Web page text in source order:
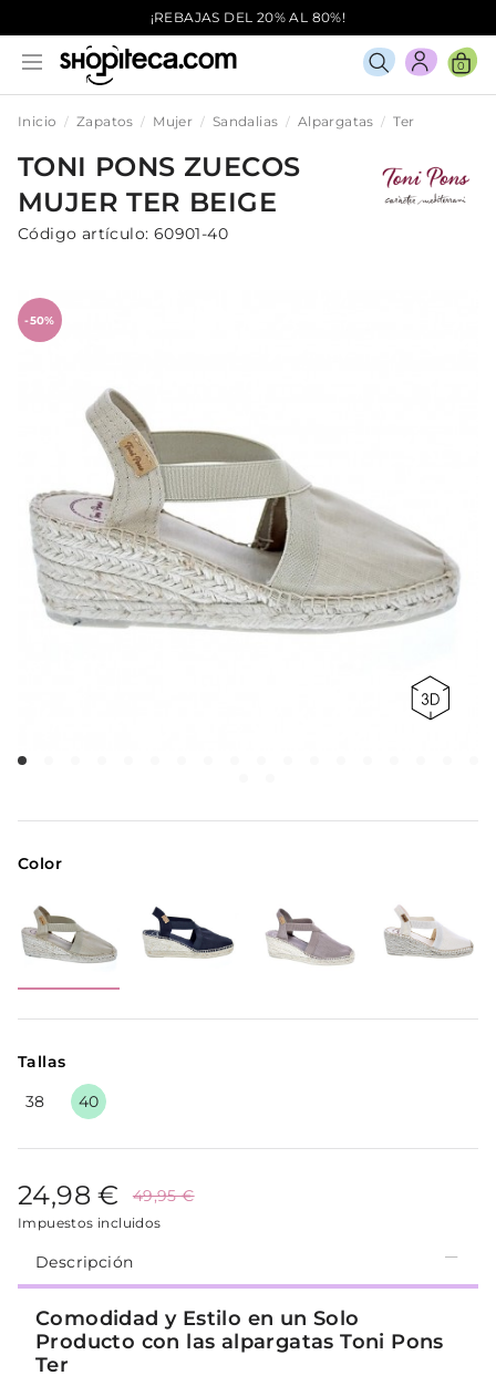
¡REBAJAS DEL 20% AL 80%!
0
Inicio Zapatos Mujer Sandalias Alpargatas Ter
TONI PONS ZUECOS
MUJERTER BEIGE
Código artículo: 60901-40
-50%
Color
Tallas
38
40
24,98 € 49,95 €
Impuestos incluidos
Descripción
Comodidad y Estilo en un Solo
Producto con las alpargatas Toni Pons
Ter